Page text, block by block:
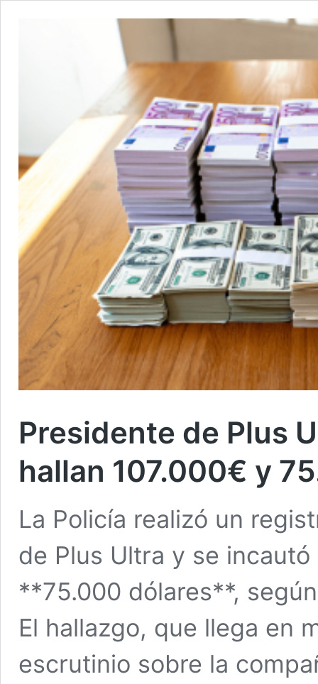
Presidente de Plus
hallan 107.000€ y
La Policía realizó un
de Plus Ultra y se
**75.000 dólares**,
El hallazgo, que llega en
escrutinio sobre la